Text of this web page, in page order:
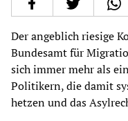
Der angeblich riesige
Bundesamt für
sich immer mehr als
Politikern, die damit
hetzen und das